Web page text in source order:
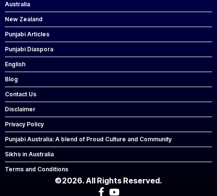
Australia
New Zealand
Punjabi Articles
Punjabi Diaspora
English
Blog
Contact Us
Disclaimer
Privacy Policy
Punjabi Australia: A blend of Proud Culture and Community
Sikhs in Australia
Terms and Conditions
©2026. All Rights Reserved.